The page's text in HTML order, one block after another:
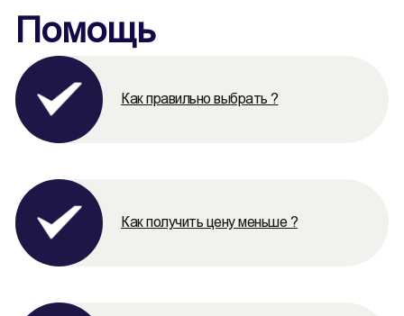
Помощь
Как правильно выбрать ?
Как получить цену меньше ?